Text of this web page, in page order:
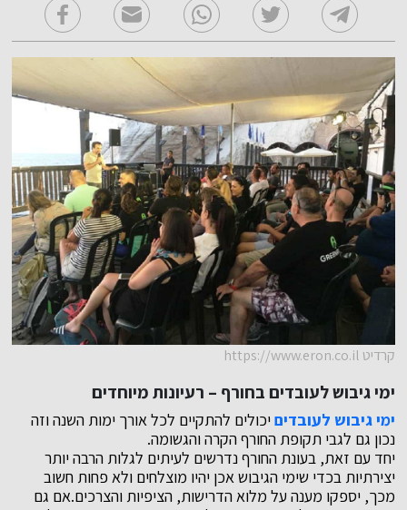
קרדיט https://www.eron.co.il
ימי גיבוש לעובדים בחורף – רעיונות מיוחדים
ימי גיבוש לעובדיםיכולים להתקיים לכל אורך ימות השנה וזה
נכון גם לגבי תקופת החורף הקרה והגשומה.
יחד עם זאת, בעונת החורף נדרשים לעיתים לגלות הרבה יותר
יצירתיות בכדי שימי הגיבוש אכן יהיו מוצלחים ולא פחות חשוב
מכך, יספקו מענה על מלוא הדרישות, הציפיות והצרכים.אם גם